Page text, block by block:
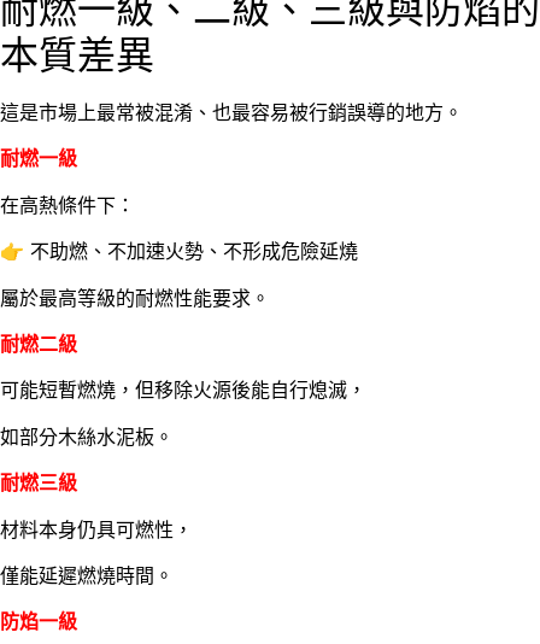
本質差異
這是市場上最常被混淆、也最容易被行銷誤導的地方。
耐燃一級
在高熱條件下：
👉 不助燃、不加速火勢、不形成危險延燒
屬於最高等級的耐燃性能要求。
耐燃二級
可能短暫燃燒，但移除火源後能自行熄滅，
如部分木絲水泥板。
耐燃三級
材料本身仍具可燃性，
僅能延遲燃燒時間。
防焰一級